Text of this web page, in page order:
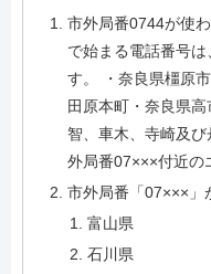
市外局番0744が使
で始まる電話番号
す。 ・奈良県橿原
田原本町・奈良県
智、車木、寺崎及
外局番07×××付近の
市外局番「07×××」
富山県
石川県